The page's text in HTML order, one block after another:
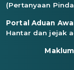
(Pertanyaan
Portal Aduan
Hantar dan jejak